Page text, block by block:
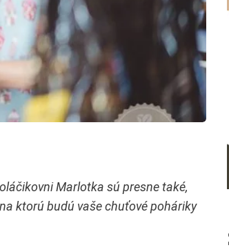
áčikovni Marlotka sú presne také,
ktorú budú vaše chuťové poháriky